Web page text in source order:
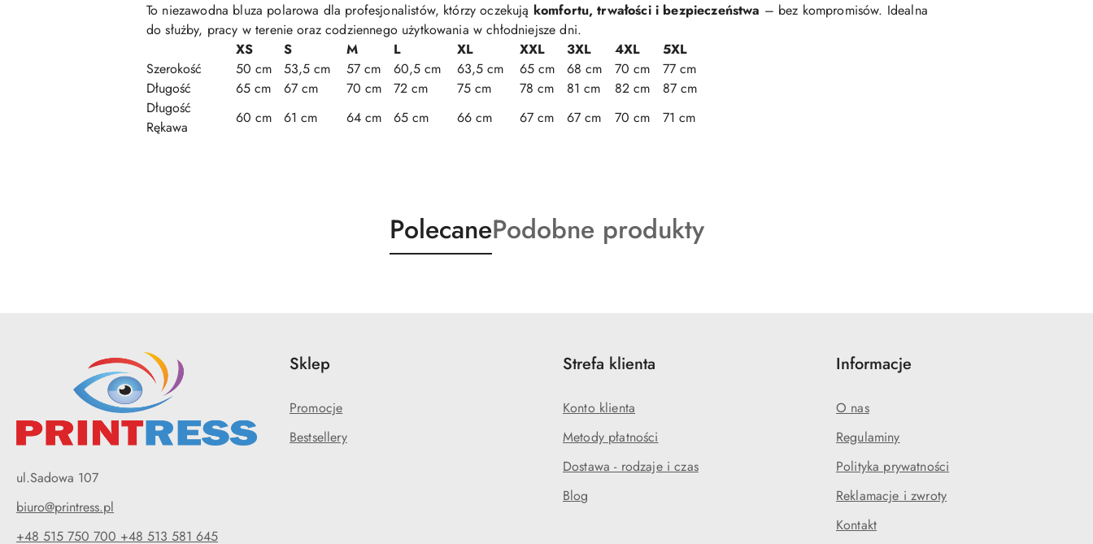
To niezawodna bluza polarowa dla profesjonalistów, którzy oczekują komfortu, trwałości i bezpieczeństwa – bez kompromisów. Idealna
do służby, pracy w terenie oraz codziennego użytkowania w chłodniejsze dni.
XS
S M L XL XXL 3XL 4XL
5XL
Szerokość
50 cm 53,5 cm 57 cm 60,5 cm 63,5 cm 65 cm 68 cm 70 cm
77 cm
Długość
65 cm 67 cm 70 cm 72 cm 75 cm 78 cm 81 cm 82 cm
87 cm
Długość
Rękawa
60 cm 61 cm 64 cm 65 cm 66 cm 67 cm 67 cm 70 cm 71 cm
Produkty
o
PolecaneProdukty
o
Podobne produkty
ul.Sadowa 107
biuro@printress.pl
+48 515 750 700 +48 513 581 645
Sklep
Promocje
Bestsellery
Strefa klienta
Konto klienta
Metody płatności
Dostawa - rodzaje i czas
Blog
Informacje
O nas
Regulaminy
Polityka prywatności
Reklamacje i zwroty
Kontakt